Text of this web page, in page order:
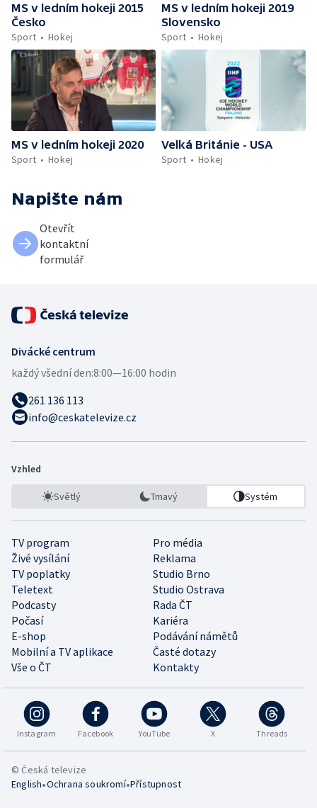
MS v ledním hokeji 2015
Česko
Sport
Hokej
MS v ledním hokeji 2019
Slovensko
Sport
Hokej
MS v ledním hokeji 2020
Sport
Hokej
Velká Británie - USA
Sport
Hokej
Napište nám
Otevřít
kontaktní
formulář
Divácké centrum
každý všední den:8:00—16:00 hodin
261 136 113
info@ceskatelevize.cz
Vzhled
Světlý Tmavý Systém
TV program
Pro média
Živé vysílání
Reklama
TV poplatky
Studio Brno
Teletext
Studio Ostrava
Podcasty
Rada ČT
Počasí
Kariéra
E-shop
Podávání námětů
Mobilní a TV aplikace
Časté dotazy
Vše o ČT
Kontakty
Instagram Facebook YouTube X Threads
© Česká televize
English•Ochrana soukromí•Přístupnost